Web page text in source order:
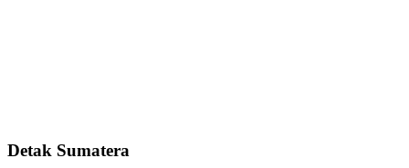
Detak Sumatera